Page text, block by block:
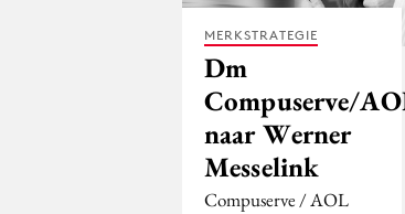
MERKSTRATEGIE
Dm
Compuserve/
naar Werner
Messelink
Compuserve / AOL